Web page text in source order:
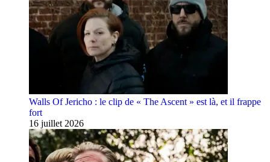
Walls Of Jericho : le clip de « The Ascent » est là, et il frappe
fort
16 juillet 2026